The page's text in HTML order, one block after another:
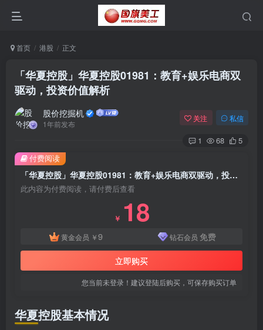
首页 港股 正文
「华夏控股」华夏控股01981：教育+娱乐电商双
驱动，投资价值解析
股价挖掘机
1年前发布
关注 私信
1 68 5
「华夏控股」华夏控股01981：教育+娱乐电商双驱动，投资价值解析
此内容为付费阅读，请付费后查看
￥ 18
黄金会员 ￥9 钻石会员 免费
立即购买
您当前未登录！建议登陆后购买，可保存购买订单
付费阅读
华夏控股基本情况